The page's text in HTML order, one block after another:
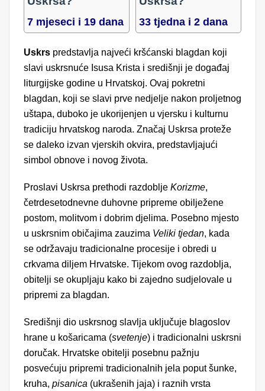
7 mjeseci i 19 dana 33 tjedna i 2 dana
Uskrs predstavlja najveći kršćanski blagdan koji
slavi uskrsnuće Isusa Krista i središnji je događaj
liturgijske godine u Hrvatskoj. Ovaj pokretni
blagdan, koji se slavi prve nedjelje nakon proljetnog
uštapa, duboko je ukorijenjen u vjersku i kulturnu
tradiciju hrvatskog naroda. Značaj Uskrsa proteže
se daleko izvan vjerskih okvira, predstavljajući
simbol obnove i novog života.
Proslavi Uskrsa prethodi razdoblje Korizme,
četrdesetodnevne duhovne pripreme obilježene
postom, molitvom i dobrim djelima. Posebno mjesto
u uskrsnim običajima zauzima Veliki tjedan, kada
se održavaju tradicionalne procesije i obredi u
crkvama diljem Hrvatske. Tijekom ovog razdoblja,
obitelji se okupljaju kako bi zajedno sudjelovale u
pripremi za blagdan.
Središnji dio uskrsnog slavlja uključuje blagoslov
hrane u košaricama (svetenje) i tradicionalni uskrsni
doručak. Hrvatske obitelji posebnu pažnju
posvećuju pripremi tradicionalnih jela poput šunke,
kruha, pisanica (ukrašenih jaja) i raznih vrsta